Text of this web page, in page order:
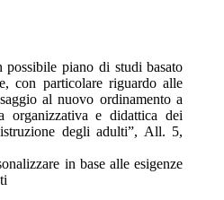
possibile piano di studi basato
con particolare riguardo alle
al nuovo ordinamento a
organizzativa e didattica dei
degli adulti”, All. 5,
in base alle esigenze